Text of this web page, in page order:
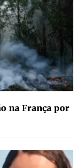
na França por